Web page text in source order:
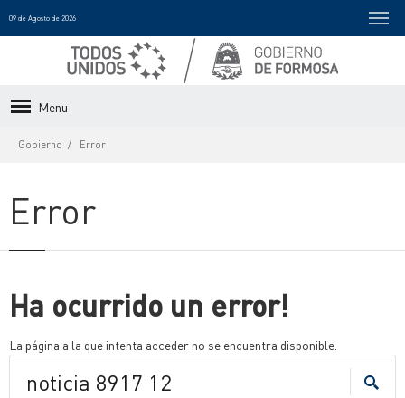
09 de Agosto de 2026
Menu
Gobierno Error
Error
Ha ocurrido un error!
La página a la que intenta acceder no se encuentra disponible.